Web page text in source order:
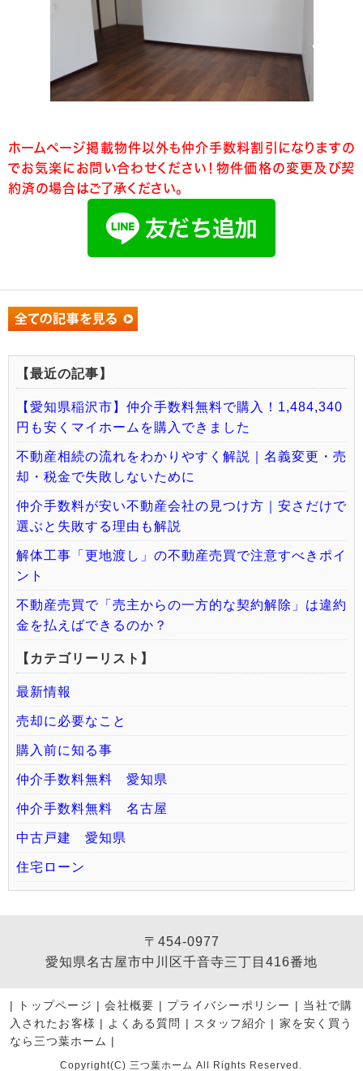
ホームページ掲載物件以外も仲介手数料割引になりますの
でお気楽にお問い合わせください！物件価格の変更及び契
約済の場合はご了承ください。
【最近の記事】
【愛知県稲沢市】仲介手数料無料で購入！1,484,340
円も安くマイホームを購入できました
不動産相続の流れをわかりやすく解説｜名義変更・売
却・税金で失敗しないために
仲介手数料が安い不動産会社の見つけ方｜安さだけで
選ぶと失敗する理由も解説
解体工事「更地渡し」の不動産売買で注意すべきポイ
ント
不動産売買で「売主からの一方的な契約解除」は違約
金を払えばできるのか？
【カテゴリーリスト】
最新情報
売却に必要なこと
購入前に知る事
仲介手数料無料 愛知県
仲介手数料無料 名古屋
中古戸建 愛知県
住宅ローン
〒454-0977
愛知県名古屋市中川区千音寺三丁目416番地
| トップページ |会社概要 | プライバシーポリシー | 当社で購
入されたお客様 | よくある質問 | スタッフ紹介 | 家を安く買う
なら三つ葉ホーム |
Copyright(C) 三つ葉ホーム All Rights Reserved.